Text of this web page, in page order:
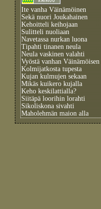
Ite vanha Väinämöinen
Sekä nuori Joukahainen
Kehoitteli keihojaan
Sulitteli nuoliaan
Navetassa nurkan luona
Tipahti tinanen neula
Neula vaskinen valahti
Vyöstä vanhan Väinämöisen
Kolmijatkosta tupesta
Kujan kulmujen sekaan
Mikäs kuikero kujalla
Keho keskilattialla?
Siitäpä loorihin lorahti
Sikoliskona sivahti
Maholehmän maion alla